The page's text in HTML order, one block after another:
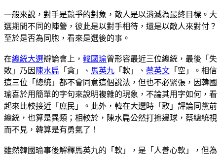
一般來說，對手是競爭的對象，敵人是以消滅為最終目標。大
選期間不同的陣營，彼此是以對手相待，還是以敵人來對付？
至於是否為同胞，看來是選後的事。
在總統大選辯論會上， 韓國瑜曾形容最近三位總統，最後「失
敗」乃因 陳水扁 「貪」、 馬英九 「軟」、 蔡英文 「空」。相信
這三位「總統」都不會同意這個說法，但也不必緊張，因韓國
瑜喜於用簡單的字句來說明複雜的現象，不論其用字如何，看
起來比較接近「庶民」。此外，韓在大選時「敢」評論同黨前
總統，也算是異類；相較於，陳水扁公然打擦邊球，蔡總統視
而不見，韓算是有勇氣了！
雖然韓國瑜事後解釋馬英九的「軟」，是「人善心軟」，但為